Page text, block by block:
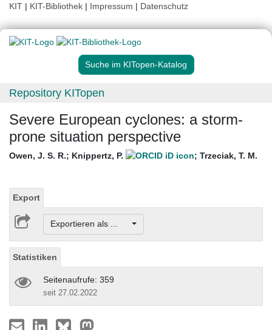
KIT | KIT-Bibliothek | Impressum | Datenschutz
Suche im KITopen-Katalog
Repository KITopen
Severe European cyclones: a storm-
prone situation perspective
Owen, J. S. R.; Knippertz, P. ; Trzeciak, T. M.
Export
Exportieren als ...
Statistiken
Seitenaufrufe: 359
seit 27.02.2022